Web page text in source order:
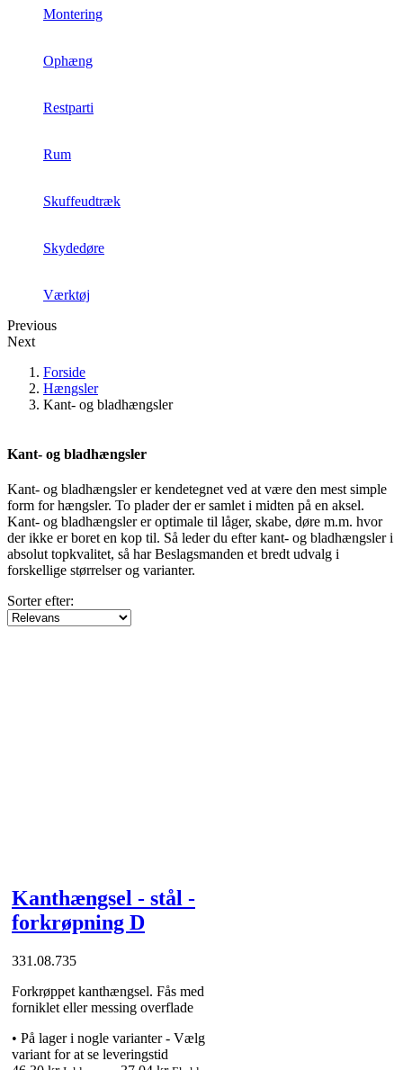
Montering
Ophæng
Restparti
Rum
Skuffeudtræk
Skydedøre
Værktøj
Previous
Next
Forside
Hængsler
Kant- og bladhængsler
Pris
kr kr
Kant- og bladhængsler
Kant- og bladhængsler er kendetegnet ved at være den mest simple
form for hængsler. To plader der er samlet i midten på en aksel.
Kant- og bladhængsler er optimale til låger, skabe, døre m.m. hvor
der ikke er boret en kop til. Så leder du efter kant- og bladhængsler i
absolut topkvalitet, så har Beslagsmanden et bredt udvalg i
forskellige størrelser og varianter.
Sorter efter:
Kanthængsel - stål -
forkrøpning D
331.08.735
Forkrøppet kanthængsel. Fås med
forniklet eller messing overflade
• På lager i nogle varianter - Vælg
variant for at se leveringstid